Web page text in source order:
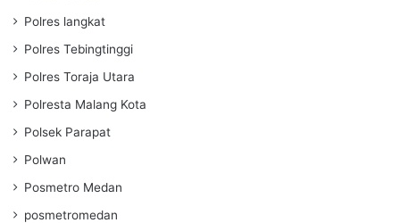
Polres langkat
Polres Tebingtinggi
Polres Toraja Utara
Polresta Malang Kota
Polsek Parapat
Polwan
Posmetro Medan
posmetromedan